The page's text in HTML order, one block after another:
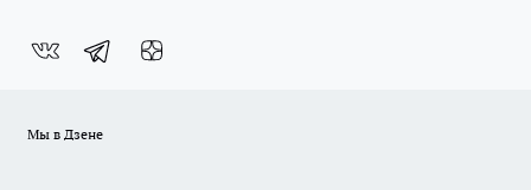
Мы в Дзене